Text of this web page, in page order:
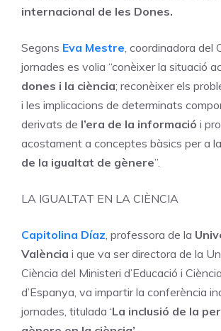
internacional de les Dones.
Segons Eva Mestre , coordinadora del
jornades es volia “conèixer la situació
dones i la ciència; reconèixer els
i les implicacions de determinats
derivats de l’era de la informació i
acostament a conceptes bàsics per a la
de la igualtat de gènere”.
LA IGUALTAT EN LA CIÈNCIA
Capitolina Díaz , professora de la
València i que va ser directora de la
Ciència del Ministeri d’Educació i
d’Espanya, va impartir la conferència
jornades, titulada ‘La inclusió de la